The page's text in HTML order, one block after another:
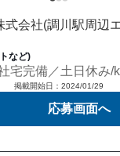
式会社(調川駅周辺
など)
宅完備／土日休み/
掲載開始日： 2024/01/29
応募画面へ